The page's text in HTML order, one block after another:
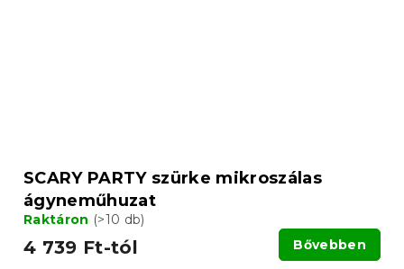
SCARY PARTY szürke mikroszálas
ágyneműhuzat
Raktáron (>10 db)
4 739 Ft-tól Bővebben